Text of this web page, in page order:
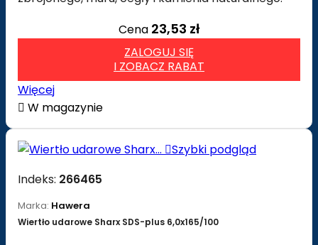
Cena 23,53 zł
ZALOGUJ SIĘ
I ZOBACZ RABAT
Więcej
 W magazynie
Szybki podgląd
Indeks: 266465
Marka: Hawera
Wiertło udarowe Sharx SDS-plus 6,0x165/100